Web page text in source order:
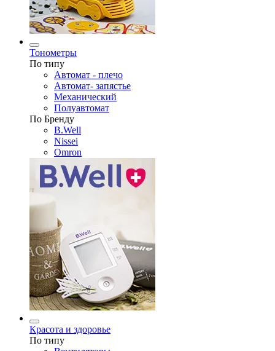
Тонометры
По типу
Автомат - плечо
Автомат- запястье
Механический
Полуавтомат
По Бренду
B.Well
Nissei
Omron
Красота и здоровье
По типу